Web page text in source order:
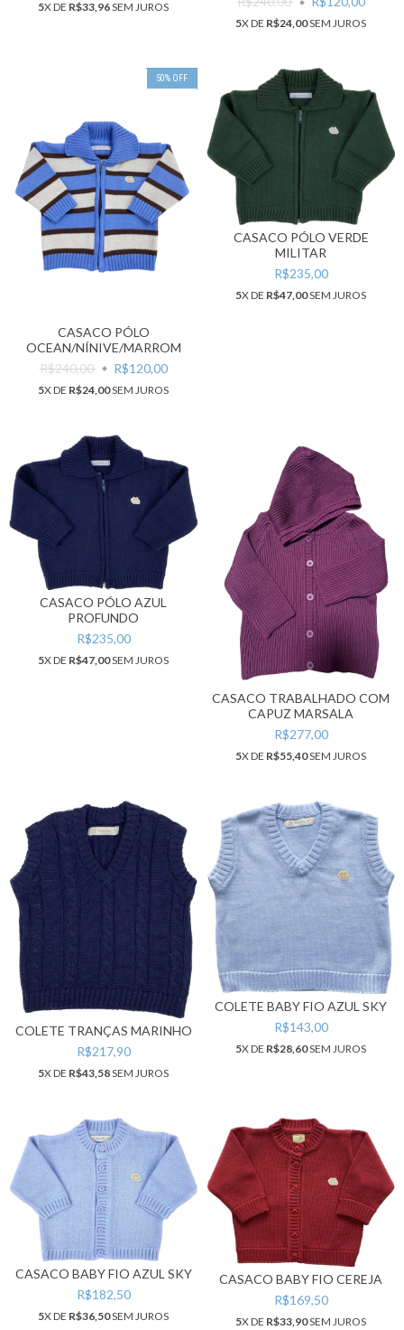
5X DE R$33,96SEM JUROS
5X DE R$24,00SEM JUROS
50% OFF
CASACO PÓLO
OCEAN/NÍNIVE/MARROM
R$240,00
R$120,00
5X DE R$24,00SEM JUROS
CASACO PÓLO VERDE
MILITAR
R$235,00
5X DE R$47,00SEM JUROS
CASACO PÓLO AZUL
PROFUNDO
R$235,00
5X DE R$47,00SEM JUROS
CASACO TRABALHADO COM
CAPUZ MARSALA
R$277,00
5X DE R$55,40SEM JUROS
COLETE TRANÇAS MARINHO
R$217,90
5X DE R$43,58SEM JUROS
COLETE BABY FIO AZUL SKY
R$143,00
5X DE R$28,60SEM JUROS
CASACO BABY FIO AZUL SKY
R$182,50
5X DE R$36,50SEM JUROS
CASACO BABY FIO CEREJA
R$169,50
5X DE R$33,90SEM JUROS